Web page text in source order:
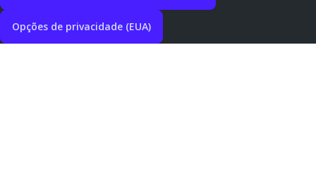
Opções de privacidade (EUA)